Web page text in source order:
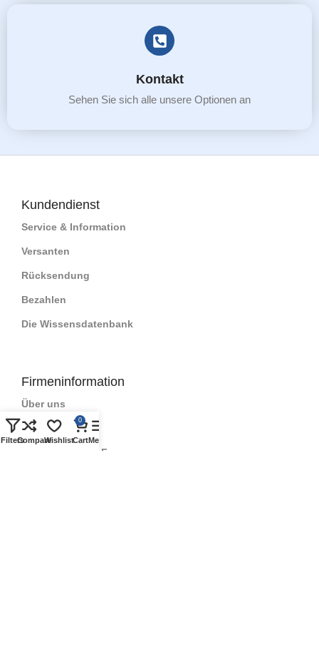
Kontakt
Sehen Sie sich alle unsere Optionen an
Kundendienst
Service & Information
Versanten
Rücksendung
Bezahlen
Die Wissensdatenbank
Firmeninformation
Über uns
Kontakt
Häufig gestellte Fragen
FiltersCompareWishlist
0
CartMenu